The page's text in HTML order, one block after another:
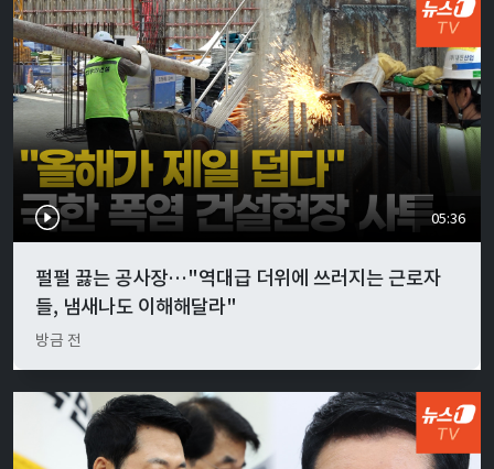
05:36
펄펄 끓는 공사장…"역대급 더위에 쓰러지는 근로자
들, 냄새나도 이해해달라"
방금 전